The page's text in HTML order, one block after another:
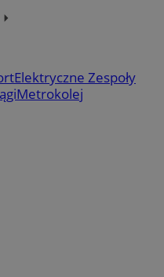
⏵︎
Elektryczne Zespoły
Metrokolej